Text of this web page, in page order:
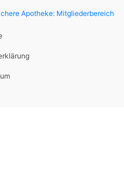
Apotheke: Mitgliederbereich